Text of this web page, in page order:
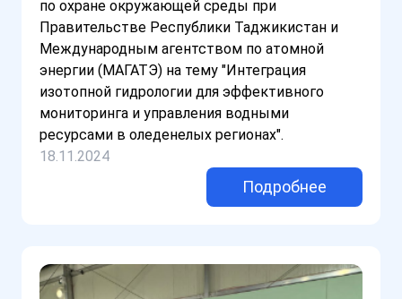
по охране окружающей среды при
Правительстве Республики Таджикистан и
Международным агентством по атомной
энергии (МАГАТЭ) на тему "Интеграция
изотопной гидрологии для эффективного
мониторинга и управления водными
ресурсами в оледенелых регионах".
18.11.2024
Подробнее